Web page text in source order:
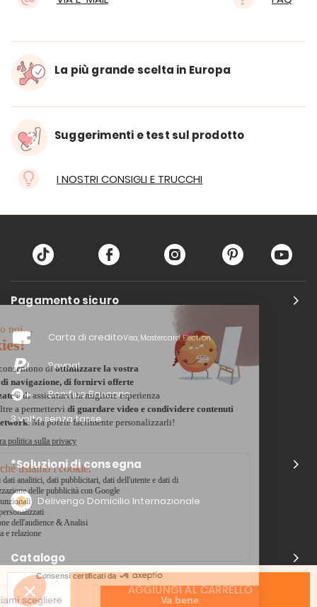
AGGIUNGI AL CARRELLO
La più grande scelta in Europa
Suggerimenti e test sul prodotto
I NOSTRI CONSIGLI E TRUCCHI
Pagamento sicuro
Carta di creditoVisa, Mastercard, Electron
Paypal
Bonifico Bancario
3 volte senza tasse
*Soluzioni di consegna
Delivengo Domicilio Internazionale
Catalogo